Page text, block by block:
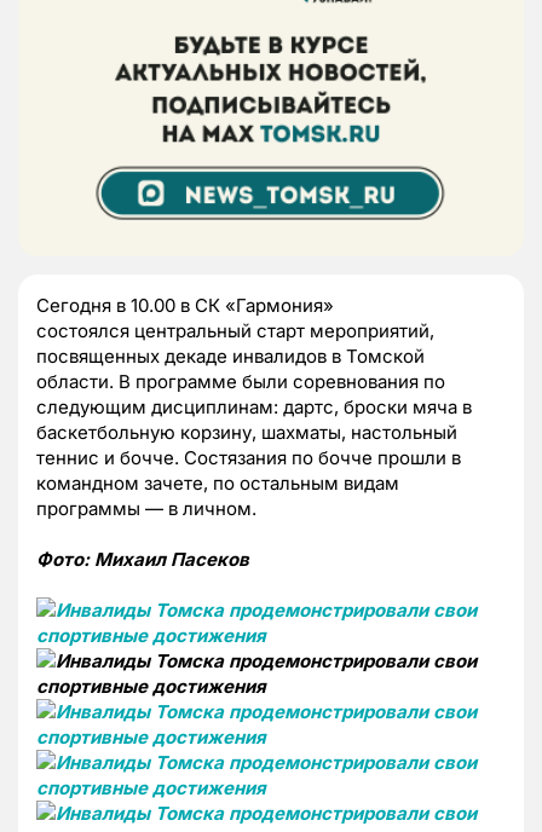
Сегодня в 10.00 в СК «Гармония»
состоялся центральный старт мероприятий,
посвященных декаде инвалидов в Томской
области. В программе были соревнования по
следующим дисциплинам: дартс, броски мяча в
баскетбольную корзину, шахматы, настольный
теннис и бочче. Состязания по бочче прошли в
командном зачете, по остальным видам
программы — в личном.
Фото: Михаил Пасеков